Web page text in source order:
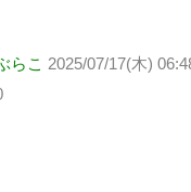
らこ 2025/07/17(木)